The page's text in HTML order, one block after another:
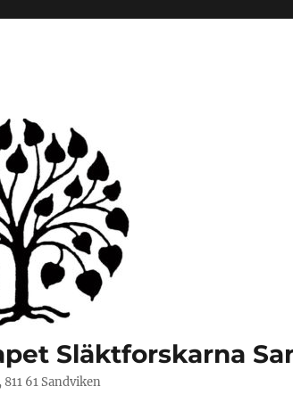
Släktforskarna
811 61 Sandviken